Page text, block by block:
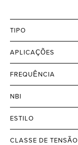
TIPO
APLICAÇÕES
FREQUÊNCIA
NBI
ESTILO
CLASSE DE TENSÃO